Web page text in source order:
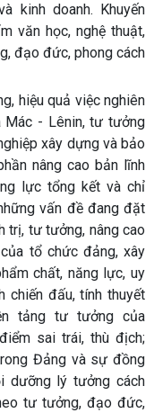
kinh doanh. Khuyến
văn học, nghệ thuật,
đạo đức, phong cách
hiệu quả việc nghiên
Mác - Lênin, tư tưởng
xây dựng và bảo
nâng cao bản lĩnh
lực tổng kết và chỉ
vấn đề đang đặt
trị, tư tưởng, nâng cao
tổ chức đảng, xây
chất, năng lực, uy
chiến đấu, tính thuyết
tảng tư tưởng của
sai trái, thù địch;
Đảng và sự đồng
dưỡng lý tưởng cách
tư tưởng, đạo đức,